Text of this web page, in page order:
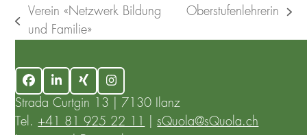
previous
Verein «Netzwerk Bildung
und Familie»
post:
Oberstufenlehrerin
FacebookLinkedInXing
Instagram
Strada Curtgin 13 | 7130 Ilanz
Tel. +41 81 925 22 11 |sQuola@sQuola.ch